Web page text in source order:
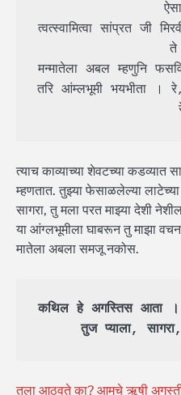
त्वत्स्वामित्वा सांप्रत जी
मन्मातेला अबल म्हणुनि
तरि आंम्लभूमी भयभीता ।
त्याच काव्याच्या शेवटच्या कडव्यात
म्हणतात. तुझ्या फेसाळलेल्या
सागरा, तु मला परत माझ्या देशी
या आंग्लभूमीला घाबरून तु माझा
मातेला अबला समजू नकोस.
कथिल हे अगस्तिस आता
तुज प्याला,
तुला आठवते का? आमचे ऋषी अगस्ती